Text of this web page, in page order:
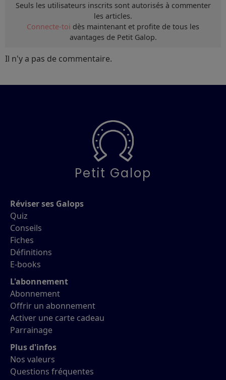
Seuls les utilisateurs inscrits sont autorisés à commenter
les articles.
Connecte-toi dès maintenant et profite de tous les
avantages de Petit Galop.
Il n'y a pas de commentaire.
Petit Galop
Réviser ses Galops
Quiz
Conseils
Fiches
Définitions
E-books
L'abonnement
Abonnement
Offrir un abonnement
Activer une carte cadeau
Parrainage
Plus d'infos
Nos valeurs
Questions fréquentes